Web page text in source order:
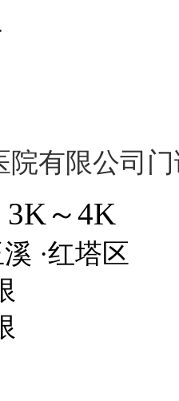
院有限公司
3K～4K
溪 ·红塔区